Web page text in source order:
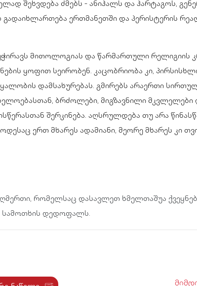
შეხვდება ძმებს - ანიჰალს და ჰარტაგოს,
ერთმანეთში და პერისტერის
მითოლოგიას და წარმართული რელიგიის
ყოფით სეირობენ. კაცობრიობა კი,
დამსახურებას. გმირებს არაერთი
ბრძოლები, მიგზავნილი მკვლელები
შერკინება. აღსრულდება თუ არა
ერთ მხარეს ადამიანი, მეორე მხარეს კი
რომელსაც დასავლეთ ხმელთაშუა
სამოთხის დედოფალს.